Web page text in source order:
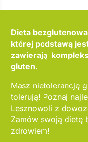
Dieta
której podstawą
zawierają
gluten.
Masz nietolerancję
tolerują! Poznaj
Lesznowoli z
Zamów swoją dietę
zdrowiem!